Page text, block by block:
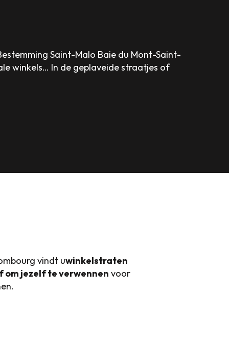
Saint-Malo Baie du Mont-Saint-
winkels… In de geplaveide straatjes of
vindt uwinkelstraten
om jezelf te verwennen voor